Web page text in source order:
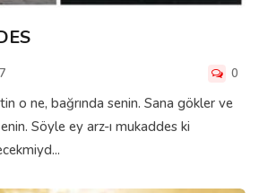
0
o ne, bağrında senin. Sana gökler ve
Söyle ey arz-ı mukaddes ki